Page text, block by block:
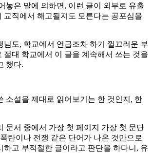
놓은 말에 의하면, 이런 글이 외부로 유출
교직에서 해고될지도 모른다는 공포심을
님도, 학교에서 언급조차 하기 껄끄러운 부
절대 학교에서 이 글을 계속해서 쓰는 것을
했다.
소설을 제대로 읽어보기는 한 것인지, 한
문서 중에서 가장 첫 페이지 가장 첫 문단
탄이나 전쟁 같은 단어가 나온 것만으로
하고 부적절한 글이라고 판단을 하다니, 유